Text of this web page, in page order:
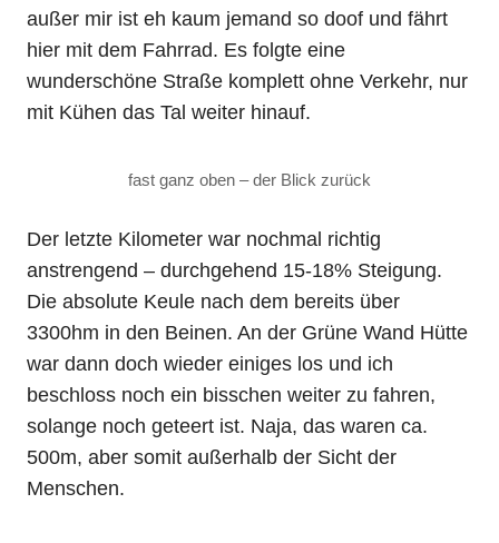
außer mir ist eh kaum jemand so doof und fährt
hier mit dem Fahrrad. Es folgte eine
wunderschöne Straße komplett ohne Verkehr, nur
mit Kühen das Tal weiter hinauf.
fast ganz oben – der Blick zurück
Der letzte Kilometer war nochmal richtig
anstrengend – durchgehend 15-18% Steigung.
Die absolute Keule nach dem bereits über
3300hm in den Beinen. An der Grüne Wand Hütte
war dann doch wieder einiges los und ich
beschloss noch ein bisschen weiter zu fahren,
solange noch geteert ist. Naja, das waren ca.
500m, aber somit außerhalb der Sicht der
Menschen.